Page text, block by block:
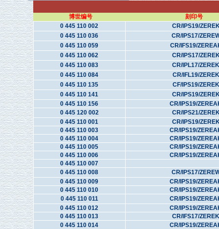
博世编号
刻印号
0 445 110 002
CR/IPS19/
0 445 110 036
CR/IPS17/
0 445 110 059
CR/IFS19/
0 445 110 062
CR/IPS17/
0 445 110 083
CR/IPL17/
0 445 110 084
CR/IFL19/
0 445 110 135
CF/IPS19/
0 445 110 141
CR/IPS19/
0 445 110 156
CR/IPS19/
0 445 120 002
CR/IPS21/
0 445 110 001
CR/IPS19/
0 445 110 003
CR/IPS19/
0 445 110 004
CR/IPS19/
0 445 110 005
CR/IPS19/
0 445 110 006
CR/IPS19/
0 445 110 007
0 445 110 008
CR/IPS17/
0 445 110 009
CR/IPS19/
0 445 110 010
CR/IPS19/
0 445 110 011
CR/IPS19/
0 445 110 012
CR/IPS19/
0 445 110 013
CR/IFS17/
0 445 110 014
CR/IPS19/